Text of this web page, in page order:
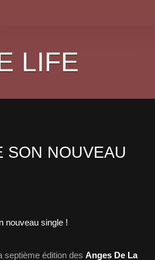
LIFE
SON NOUVEAU
septième édition des Anges De La